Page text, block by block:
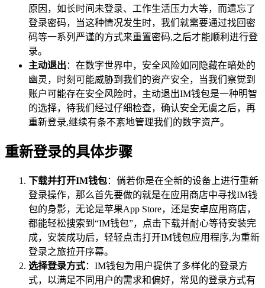
原因，如长时间未登录、工作生活压力大等，而遗忘了
登录密码，当这种情况发生时，我们就需要通过找回密
码等一系列严谨的方式来重置密码,之后才能顺利进行登
录。
主动退出 ：在数字世界中，安全风险如同隐藏在暗处的
幽灵，时刻可能威胁到我们的资产安全，当我们察觉到
账户可能存在安全风险时，主动退出IM钱包是一种明智
的选择，待我们经过仔细检查，确认安全无虞之后，再
重新登录,继续有条不紊地管理我们的数字资产。
重新登录的具体步骤
下载并打开IM钱包：倘若你是在全新的设备上进行重新
登录操作，那么首先要做的就是在应用商店中寻找IM钱
包的身影，无论是苹果App Store，还是安卓应用商店，
都能轻松搜索到“IM钱包”，点击下载并耐心等待安装完
成，安装成功后，轻轻点击打开IM钱包应用程序,为重新
登录之旅拉开序幕。
选择登录方式：IM钱包为用户提供了多样化的登录方
式，以满足不同用户的需求和偏好，常见的登录方式有